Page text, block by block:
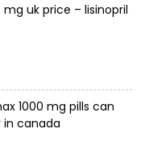
mg uk price – lisinopril
1000 mg pills can
canada